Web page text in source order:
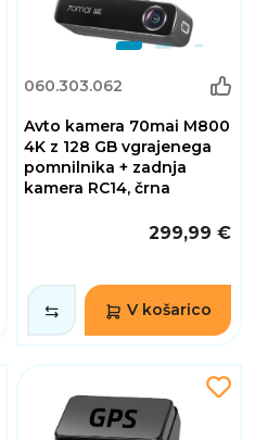
060.303.062
Avto kamera 70mai M800
4K z 128 GB vgrajenega
pomnilnika + zadnja
kamera RC14, črna
299,99 €
V košarico